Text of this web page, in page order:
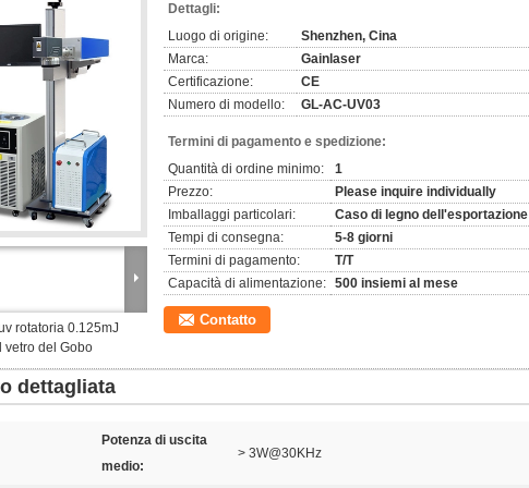
rotatoria 0.125mJ
vetro del Gobo
Dettagli:
Luogo di origine:
Shenzhen, Cina
Marca:
Gainlaser
Certificazione:
CE
Numero di modello:
GL-AC-UV03
Termini di pagamento e spedizione:
Quantità di ordine minimo:
1
Prezzo:
Please inquire individually
Imballaggi particolari:
Caso di legno dell'esportazione
Tempi di consegna:
5-8 giorni
Termini di pagamento:
T/T
Capacità di alimentazione: 500 insiemi al mese
Contatto
dettagliata
Potenza di uscita
medio:
> 3W@30KHz